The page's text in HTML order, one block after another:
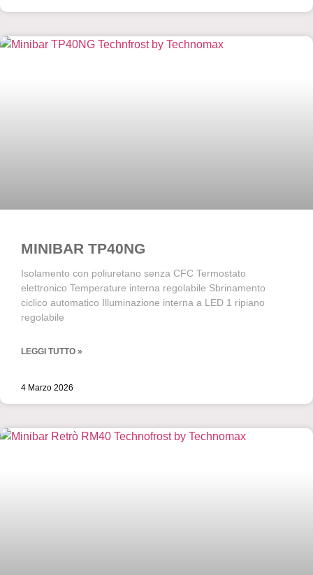
MINIBAR TP40NG
Isolamento con poliuretano senza CFC Termostato
elettronico Temperature interna regolabile Sbrinamento
ciclico automatico Illuminazione interna a LED 1 ripiano
regolabile
LEGGI TUTTO »
4 Marzo 2026